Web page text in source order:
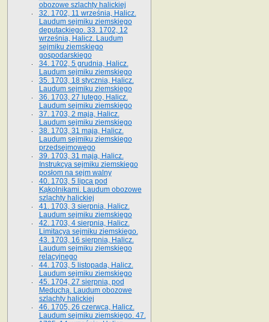
obozowe szlachty halickiej
32. 1702, 11 września, Halicz.
Laudum sejmiku ziemskiego
deputackiego. 33. 1702, 12
września, Halicz. Laudum
sejmiku ziemskiego
gospodarskiego
34. 1702, 5 grudnia, Halicz.
Laudum sejmiku ziemskiego
35. 1703, 18 stycznia, Halicz.
Laudum sejmiku ziemskiego
36. 1703, 27 lutego, Halicz.
Laudum sejmiku ziemskiego
37. 1703, 2 maja, Halicz.
Laudum sejmiku ziemskiego
38. 1703, 31 maja, Halicz.
Laudum sejmiku ziemskiego
przedsejmowego
39. 1703, 31 maja, Halicz.
Instrukcya sejmiku ziemskiego
posłom na sejm walny
40. 1703, 5 lipca pod
Kąkolnikami. Laudum obozowe
szlachty halickiej
41­. 1703, 3 sierpnia, Halicz.
Laudum sejmiku ziemskiego
42. 1703, 4 sierpnia, Halicz.
Limitacya sejmiku ziemskiego.
43. 1703, 16 sierpnia, Halicz.
Laudum sejmiku ziemskiego
relacyjnego
44. 1703, 5 listopada, Halicz.
Laudum sejmiku ziemskiego
45. 1704, 27 sierpnia, pod
Meduchą. Laudum obozowe
szlachty halickiej
46. 1705, 26 czerwca, Halicz.
Laudum sejmiku ziemskiego. 47.